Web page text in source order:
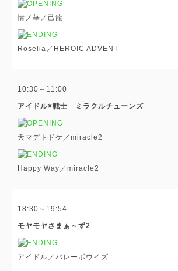
情ノ華／己龍
Roselia／HEROIC ADVENT
10:30～11:00
アイドル×戦士 ミラクルチューンズ
天マデトドケ／miracle2
Happy Way／miracle2
18:30～19:54
モヤモヤさまぁ～ず2
アイドル／バレーボウイズ